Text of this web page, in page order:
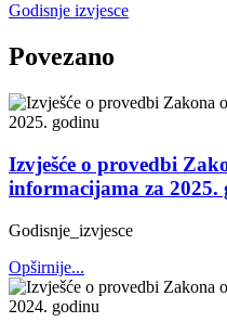
Godisnje izvjesce
Povezano
Izvješće o provedbi
informacijama za 2025.
Godisnje_izvjesce
Opširnije...